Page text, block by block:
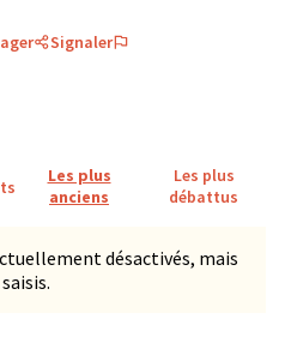
Signaler
Les plus
anciens
Les plus
débattus
désactivés, mais